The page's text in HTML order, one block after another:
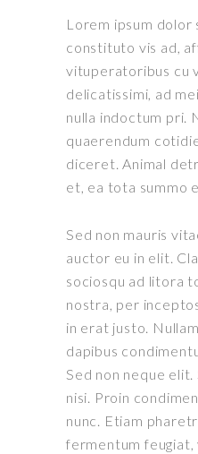
Lorem ipsum dolor
constituto vis ad,
vituperatoribus cu
delicatissimi, ad
nulla indoctum pri.
quaerendum
diceret. Animal
et, ea tota summo
Sed non mauris
auctor eu in elit.
sociosqu ad litora
nostra, per
in erat justo.
dapibus
Sed non neque
nisi. Proin
nunc. Etiam
fermentum feugiat,